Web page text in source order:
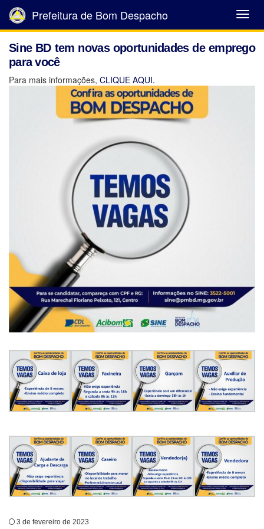
Abrir
Menu
Prefeitura de Bom Despacho
Sine BD tem novas oportunidades de emprego
para você
Para mais informações, CLIQUE AQUI.
3 de fevereiro de 2023